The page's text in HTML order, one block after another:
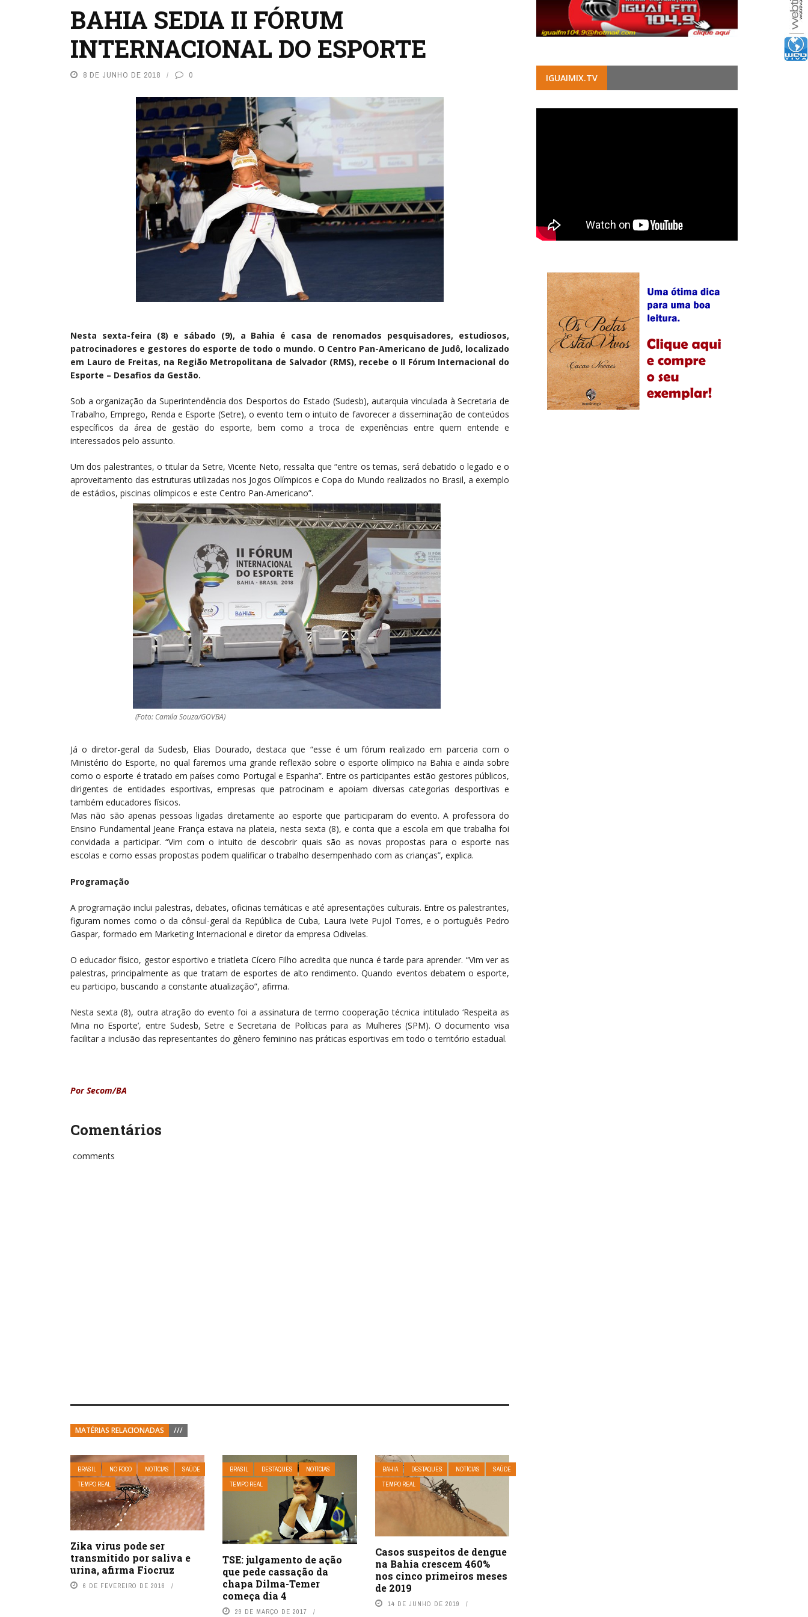
BAHIA SEDIA II FÓRUM
INTERNACIONAL DO ESPORTE
8 DE JUNHO DE 2018 0
Nesta sexta-feira (8) e sábado (9), a Bahia é casa de renomados pesquisadores, estudiosos,
patrocinadores e gestores do esporte de todo o mundo. O Centro Pan-Americano de Judô, localizado
em Lauro de Freitas, na Região Metropolitana de Salvador (RMS), recebe o II Fórum Internacional do
Esporte – Desafios da Gestão.
Sob a organização da Superintendência dos Desportos do Estado (Sudesb), autarquia vinculada à Secretaria de
Trabalho, Emprego, Renda e Esporte (Setre), o evento tem o intuito de favorecer a disseminação de conteúdos
específicos da área de gestão do esporte, bem como a troca de experiências entre quem entende e
interessados pelo assunto.
Um dos palestrantes, o titular da Setre, Vicente Neto, ressalta que “entre os temas, será debatido o legado e o
aproveitamento das estruturas utilizadas nos Jogos Olímpicos e Copa do Mundo realizados no Brasil, a exemplo
de estádios, piscinas olímpicos e este Centro Pan-Americano”.
(Foto: Camila Souza/GOVBA)
Já o diretor-geral da Sudesb, Elias Dourado, destaca que “esse é um fórum realizado em parceria com o
Ministério do Esporte, no qual faremos uma grande reflexão sobre o esporte olímpico na Bahia e ainda sobre
como o esporte é tratado em países como Portugal e Espanha”. Entre os participantes estão gestores públicos,
dirigentes de entidades esportivas, empresas que patrocinam e apoiam diversas categorias desportivas e
também educadores físicos.
Mas não são apenas pessoas ligadas diretamente ao esporte que participaram do evento. A professora do
Ensino Fundamental Jeane França estava na plateia, nesta sexta (8), e conta que a escola em que trabalha foi
convidada a participar. “Vim com o intuito de descobrir quais são as novas propostas para o esporte nas
escolas e como essas propostas podem qualificar o trabalho desempenhado com as crianças”, explica.
Programação
A programação inclui palestras, debates, oficinas temáticas e até apresentações culturais. Entre os palestrantes,
figuram nomes como o da cônsul-geral da República de Cuba, Laura Ivete Pujol Torres, e o português Pedro
Gaspar, formado em Marketing Internacional e diretor da empresa Odivelas.
O educador físico, gestor esportivo e triatleta Cícero Filho acredita que nunca é tarde para aprender. “Vim ver as
palestras, principalmente as que tratam de esportes de alto rendimento. Quando eventos debatem o esporte,
eu participo, buscando a constante atualização”, afirma.
Nesta sexta (8), outra atração do evento foi a assinatura de termo cooperação técnica intitulado ‘Respeita as
Mina no Esporte’, entre Sudesb, Setre e Secretaria de Políticas para as Mulheres (SPM). O documento visa
facilitar a inclusão das representantes do gênero feminino nas práticas esportivas em todo o território estadual.
Por Secom/BA
Comentários
comments
MATÉRIAS RELACIONADAS ///
BRASIL NO FOCO NOTÍCIAS
SAÚDE
TEMPO REAL
Zika vírus pode ser
transmitido por saliva e
urina, afirma Fiocruz
6 DE FEVEREIRO DE 2016
BRASIL DESTAQUES
NOTÍCIAS
TEMPO REAL
TSE: julgamento de ação
que pede cassação da
chapa Dilma-Temer
começa dia 4
29 DE MARÇO DE 2017
BAHIA DESTAQUES NOTÍCIAS
SAÚDE
TEMPO REAL
Casos suspeitos de dengue
na Bahia crescem 460%
nos cinco primeiros meses
de 2019
14 DE JUNHO DE 2019
IGUAIMIX.TV